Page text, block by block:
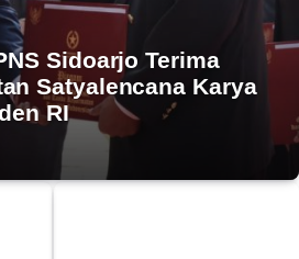
Sidoarjo Terima
Satyalencana Karya
RI